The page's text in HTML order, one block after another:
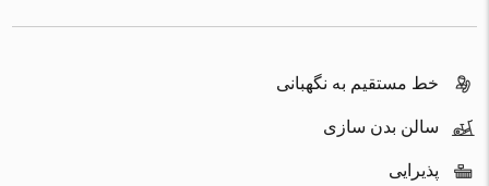
خط مستقیم به نگهبانی
سالن بدن سازی
پذیرایی